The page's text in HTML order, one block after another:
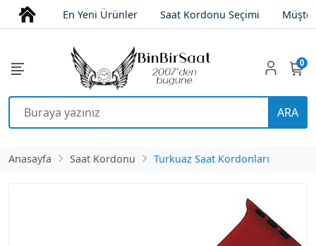
En Yeni Ürünler Saat Kordonu Seçimi
ARA
0
Anasayfa Saat Kordonu Turkuaz Saat Kordonları